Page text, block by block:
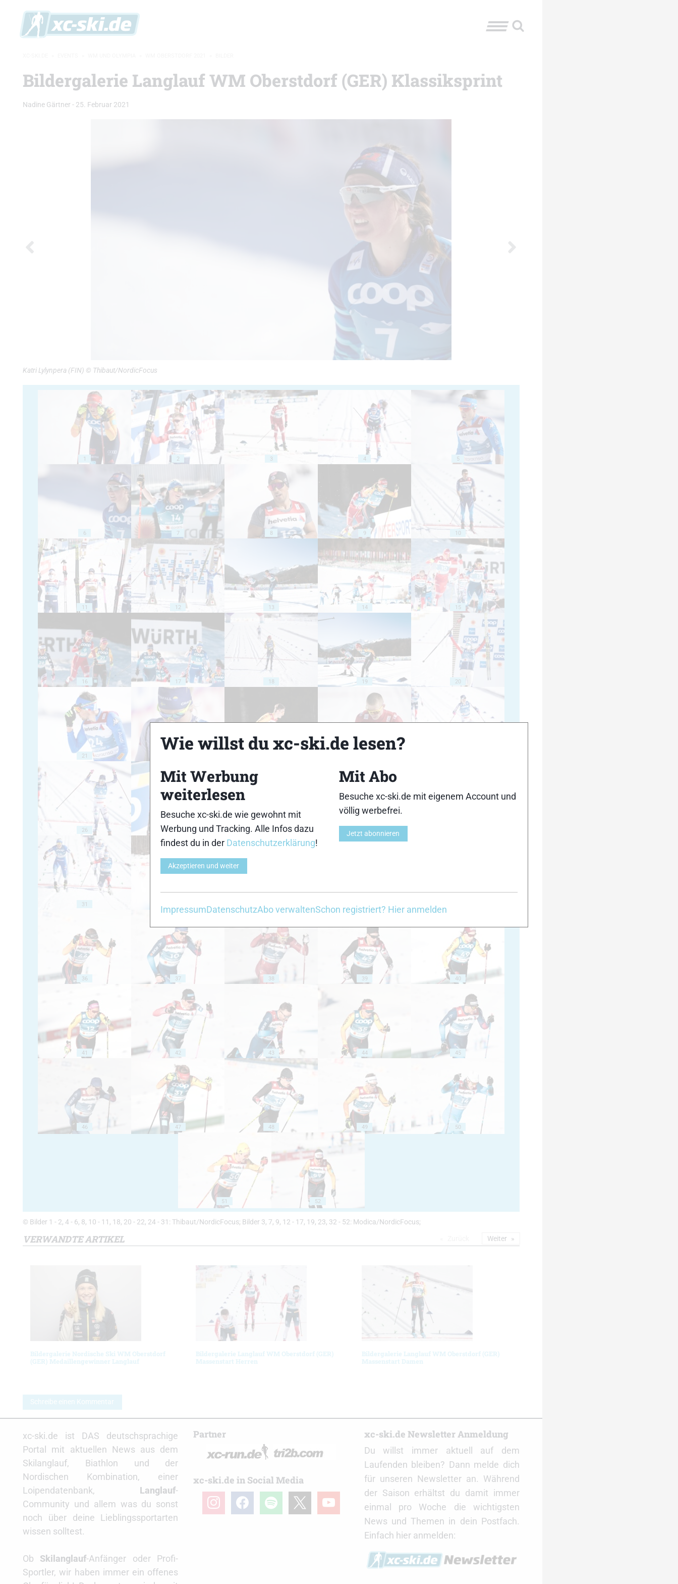
Bildergalerie Langlauf WM Oberstdorf (GER) Klassiksprint
Nadine Gärtner - 25. Februar 2021
Katri Lylynpera (FIN) © Thibaut/NordicFocus
1 2 3 4 5
6 7 8 9 10
11 12 13 14 15
16 17 18 19 20
21
26 27 28 29
31
36 37 38 39 40
41 42 43 44 45
46 47 48 49 50
51 52
© Bilder 1 - 2, 4 - 6, 8, 10 - 11, 18, 20 - 22, 24 - 31: Thibaut/NordicFocus; Bilder 3, 7, 9, 12 - 17, 19, 23, 32 - 52: Modica/NordicFocus;
VERWANDTE ARTIKEL
Bildergalerie Nordische Ski WM Oberstdorf
(GER) Medaillengewinner Langlauf
Bildergalerie Langlauf WM Oberstdorf (GER)
Massenstart Herren
Bildergalerie Langlauf WM Oberstdorf (GER)
Massenstart Damen
Weiter
Schreibe einen Kommentar
xc-ski.de ist DAS deutschsprachige
Portal mit aktuellen News aus dem
Skilanglauf, Biathlon und der
Nordischen Kombination, einer
Loipendatenbank, Langlauf-
Community und allem was du sonst
noch über deine Lieblingssportarten
wissen solltest.
Ob Skilanglauf-Anfänger oder Profi-
Sportler, wir haben immer ein offenes
Partner
xc-ski.de in Social Media
instagramfacebookspotify youtube
xc-ski.de Newsletter Anmeldung
Du willst immer aktuell auf dem
Laufenden bleiben? Dann melde dich
für unseren Newsletter an. Während
der Saison erhältst du damit immer
einmal pro Woche die wichtigsten
News und Themen in dein Postfach.
Einfach hier anmelden:
Wie willst du xc-ski.de lesen?
Mit Werbung
weiterlesen
Besuche xc-ski.de wie gewohnt mit
Werbung und Tracking. Alle Infos dazu
findest du in der Datenschutzerklärung!
Akzeptieren und weiter
Mit Abo
Besuche xc-ski.de mit eigenem Account und
völlig werbefrei.
Jetzt abonnieren
ImpressumDatenschutzAbo verwaltenSchon registriert? Hier anmelden